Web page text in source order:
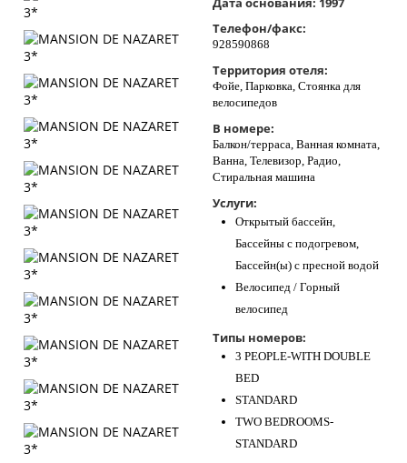
Телефон/факс:
928590868
Территория отеля:
Фойе, Парковка, Стоянка для
велосипедов
В номере:
Балкон/терраса, Ванная комната,
Ванна, Телевизор, Радио,
Стиральная машина
Услуги:
Открытый бассейн,
Бассейны с подогревом,
Бассейн(ы) с пресной водой
Велосипед / Горный
велосипед
Типы номеров:
3 PEOPLE-WITH DOUBLE
BED
STANDARD
TWO BEDROOMS-
STANDARD